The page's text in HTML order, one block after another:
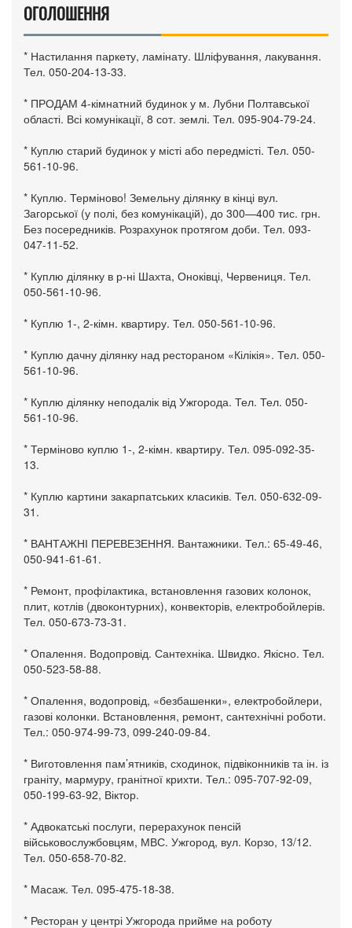
ОГОЛОШЕННЯ
* Настилання паркету, ламінату. Шліфування, лакування.
Тел. 050-204-13-33.
* ПРОДАМ 4-кімнатний будинок у м. Лубни Полтавської
області. Всі комунікації, 8 сот. землі. Тел. 095-904-79-24.
* Куплю старий будинок у місті або передмісті. Тел. 050-
561-10-96.
* Куплю. Терміново! Земельну ділянку в кінці вул.
Загорської (у полі, без комунікацій), до 300—400 тис. грн.
Без посередників. Розрахунок протягом доби. Тел. 093-
047-11-52.
* Куплю ділянку в р-ні Шахта, Оноківці, Червениця. Тел.
050-561-10-96.
* Куплю 1-, 2-кімн. квартиру. Тел. 050-561-10-96.
* Куплю дачну ділянку над рестораном «Кілікія». Тел. 050-
561-10-96.
* Куплю ділянку неподалік від Ужгорода. Тел. Тел. 050-
561-10-96.
* Терміново куплю 1-, 2-кімн. квартиру. Тел. 095-092-35-
13.
* Куплю картини закарпатських класиків. Тел. 050-632-09-
31.
* ВАНТАЖНІ ПЕРЕВЕЗЕННЯ. Вантажники. Тел.: 65-49-46,
050-941-61-61.
* Ремонт, профілактика, встановлення газових колонок,
плит, котлів (двоконтурних), конвекторів, електробойлерів.
Тел. 050-673-73-31.
* Опалення. Водопровід. Сантехніка. Швидко. Якісно. Тел.
050-523-58-88.
* Опалення, водопровід, «безбашенки», електробойлери,
газові колонки. Встановлення, ремонт, сантехнічні роботи.
Тел.: 050-974-99-73, 099-240-09-84.
* Виготовлення пам’ятників, сходинок, підвіконників та ін. із
граніту, мармуру, гранітної крихти. Тел.: 095-707-92-09,
050-199-63-92, Віктор.
* Адвокатські послуги, перерахунок пенсій
військовослужбовцям, МВС. Ужгород, вул. Корзо, 13/12.
Тел. 050-658-70-82.
* Масаж. Тел. 095-475-18-38.
* Ресторан у центрі Ужгорода прийме на роботу